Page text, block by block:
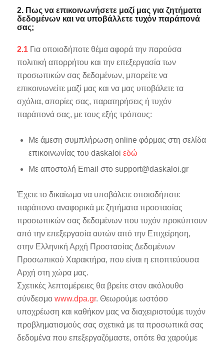
2. Πως να επικοινωνήσετε μαζί μας για ζητήματα
δεδομένων και να υποβάλλετε τυχόν παράπονά
σας;
2.1Για οποιοδήποτε θέμα αφορά την παρούσα
πολιτική απορρήτου και την επεξεργασία των
προσωπικών σας δεδομένων, μπορείτε να
επικοινωνείτε μαζί μας και να μας υποβάλετε τα
σχόλια, απορίες σας, παρατηρήσεις ή τυχόν
παράπονά σας, με τους εξής τρόπους:
Με άμεση συμπλήρωση online φόρμας στη σελίδα
επικοινωνίας του daskaloi εδώ
Με αποστολή Email στο support@daskaloi.gr
Έχετε το δικαίωμα να υποβάλετε οποιοδήποτε
παράπονο αναφορικά με ζητήματα προστασίας
προσωπικών σας δεδομένων που τυχόν προκύπτουν
από την επεξεργασία αυτών από την Επιχείρηση,
στην Ελληνική Αρχή Προστασίας Δεδομένων
Προσωπικού Χαρακτήρα, που είναι η εποπτεύουσα
Αρχή στη χώρα μας.
Σχετικές λεπτομέρειες θα βρείτε στον ακόλουθο
σύνδεσμο www.dpa.gr. Θεωρούμε ωστόσο
υποχρέωση και καθήκον μας να διαχειριστούμε τυχόν
προβληματισμούς σας σχετικά με τα προσωπικά σας
δεδομένα που επεξεργαζόμαστε, οπότε θα χαρούμε